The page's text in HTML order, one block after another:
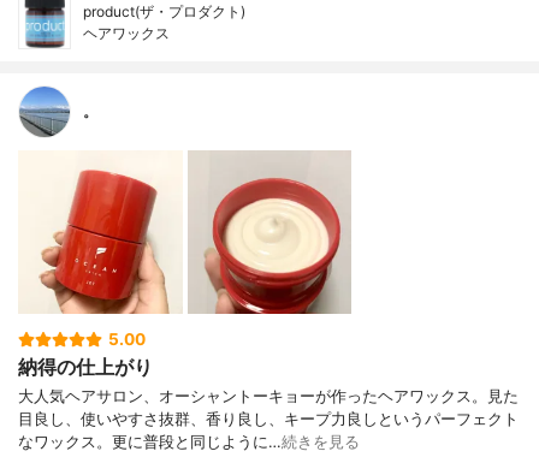
product(ザ・プロダクト)
ヘアワックス
。
5.00
納得の仕上がり
大人気ヘアサロン、オーシャントーキョーが作ったヘアワックス。見た
目良し、使いやすさ抜群、香り良し、キープ力良しというパーフェクト
なワックス。更に普段と同じように…続きを見る